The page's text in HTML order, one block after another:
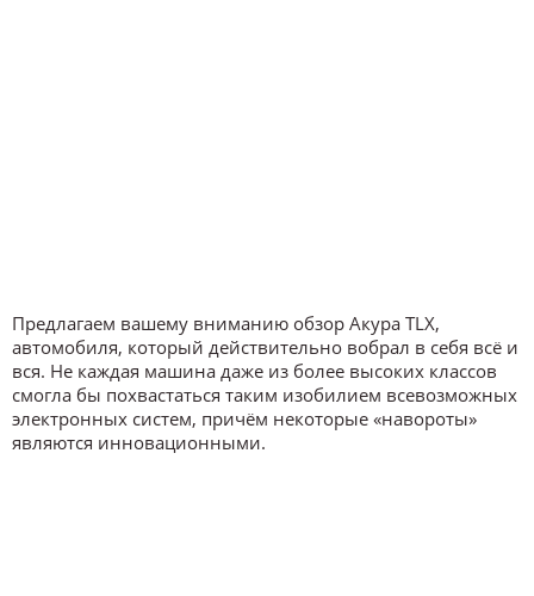
Предлагаем вашему вниманию обзор Акура TLX,
автомобиля, который действительно вобрал в себя всё и
вся. Не каждая машина даже из более высоких классов
смогла бы похвастаться таким изобилием всевозможных
электронных систем, причём некоторые «навороты»
являются инновационными.